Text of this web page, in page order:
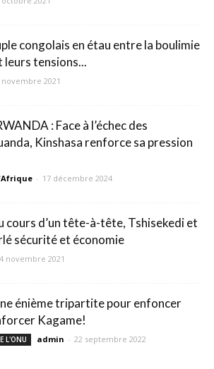
congolais en étau entre la boulimie
tensions...
novembre 2021
: Face à l’échec des
Kinshasa renforce sa pression
- 17 décembre 2024
cours d’un tête-à-tête, Tshisekedi et
sécurité et économie
novembre 2021
énième tripartite pour enfoncer
Kagame!
L'ONU admin - 22 septembre 2022